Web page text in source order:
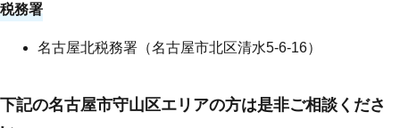
税務署
名古屋北税務署（名古屋市北区清水5-6-16）
下記の名古屋市守山区エリアの方は是非ご相談くださ